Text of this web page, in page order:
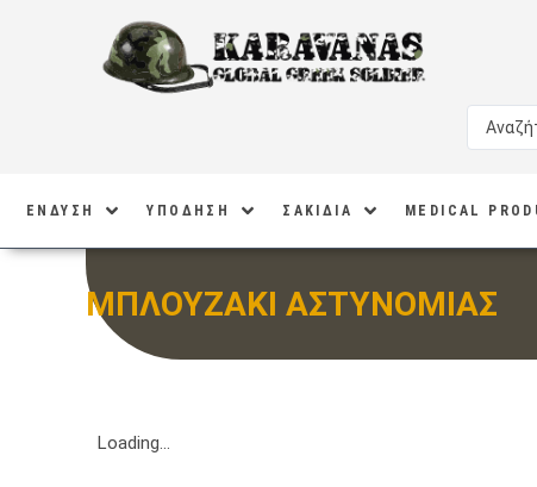
ΕΝΔΥΣΗ ΥΠΟΔΗΣΗ ΣΑΚΙΔΙΑ MEDICAL
ΜΠΛΟΥΖΑΚΙ ΑΣΤΥΝΟΜΙΑΣ
Loading...